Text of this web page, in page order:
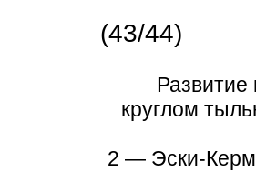
(43/44)
Развитие
круглом
2 — Эски-